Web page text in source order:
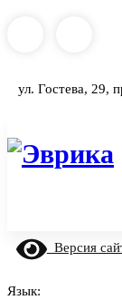
ул. Гостева, 29,
Версия
Язык: